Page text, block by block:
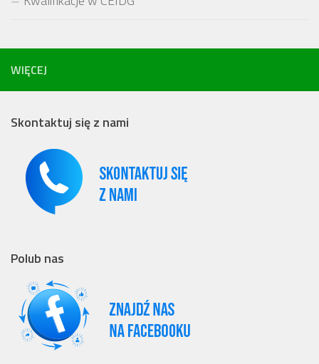
WIĘCEJ
Skontaktuj się z nami
Polub nas